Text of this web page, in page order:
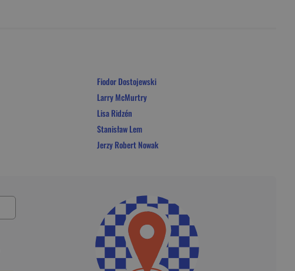
Fiodor Dostojewski
Larry McMurtry
Lisa Ridzén
Stanisław Lem
Jerzy Robert Nowak